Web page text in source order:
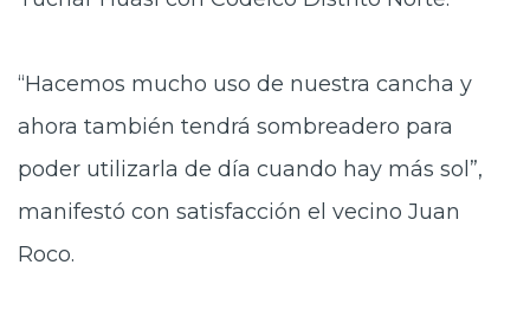
“Hacemos mucho uso de nuestra cancha y
ahora también tendrá sombreadero para
poder utilizarla de día cuando hay más sol”,
manifestó con satisfacción el vecino Juan
Roco.